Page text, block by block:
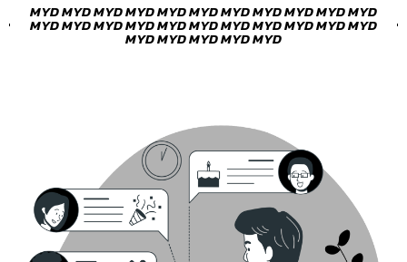
MYD MYD MYD MYD MYD MYD MYD MYD MYD MYD MYD
MYD MYD MYD MYD MYD MYD MYD MYD MYD MYD MYD
MYD MYD MYD MYD MYD